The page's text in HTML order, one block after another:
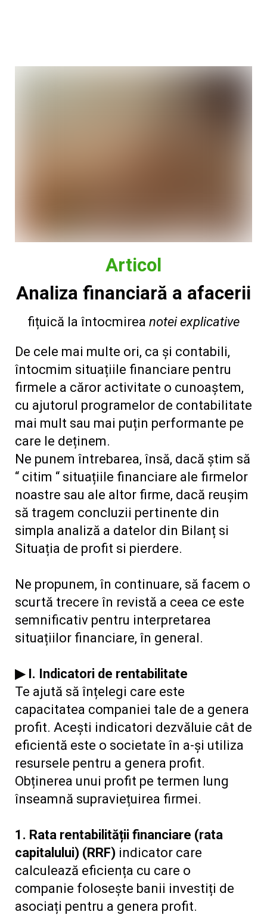
Articol
Analiza financiară a afacerii
fițuică la întocmirea notei explicative
De cele mai multe ori, ca și contabili,
întocmim situațiile financiare pentru
firmele a căror activitate o cunoaștem,
cu ajutorul programelor de contabilitate
mai mult sau mai puțin performante pe
care le deținem.
Ne punem întrebarea, însă, dacă știm să
“ citim “ situațiile financiare ale firmelor
noastre sau ale altor firme, dacă reușim
să tragem concluzii pertinente din
simpla analiză a datelor din Bilanț si
Situația de profit si pierdere.
Ne propunem, în continuare, să facem o
scurtă trecere în revistă a ceea ce este
semnificativ pentru interpretarea
situațiilor financiare, în general.
▶ I. Indicatori de rentabilitate
Te ajută să înțelegi care este
capacitatea companiei tale de a genera
profit. Acești indicatori dezvăluie cât de
eficientă este o societate în a-și utiliza
resursele pentru a genera profit.
Obținerea unui profit pe termen lung
înseamnă supraviețuirea firmei.
1. Rata rentabilității financiare (rata
capitalului) (RRF) indicator care
calculează eficiența cu care o
companie folosește banii investiți de
asociați pentru a genera profit.